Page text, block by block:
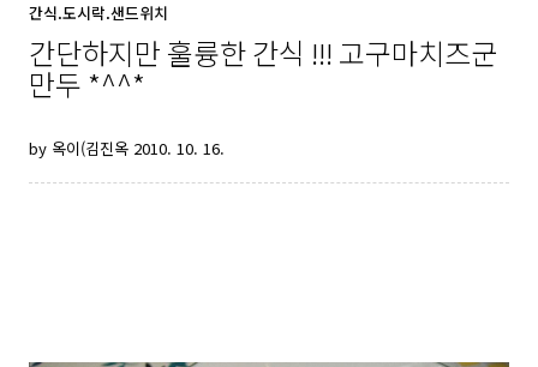
간식.도시락.샌드위치
간단하지만 훌륭한 간식 !!! 고구마치즈군
만두 *^^*
by 옥이(김진옥 2010. 10. 16.